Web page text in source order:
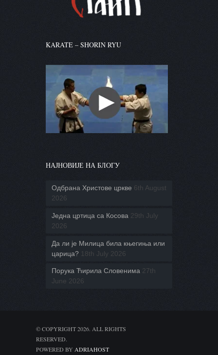
KARATE – SHORIN RYU
НАЈНОВИЈЕ НА БЛОГУ
Одбрана Христове цркве 6th August
2026
Једна цртица са Косова 29th July
2026
Да ли је Милица била књегиња или
царица? 18th July 2026
Порука Ћирила Словенима 27th
June 2026
© COPYRIGHT 2026. ALL RIGHTS
RESERVED.
POWERED BY ADRIAHOST